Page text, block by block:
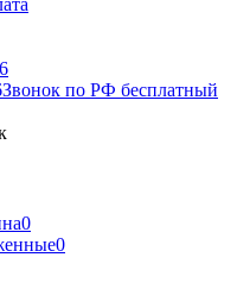
Звонок по РФ бесплатный
0
0